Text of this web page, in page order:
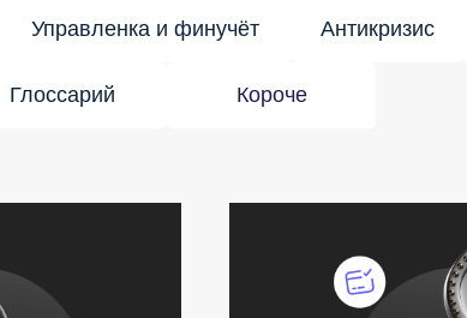
Управленка и финучёт Антикризис
Глоссарий Короче